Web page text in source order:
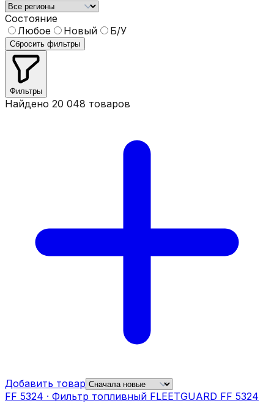
Состояние
Любое
Новый Б/У
Сбросить фильтры
Фильтры
Найдено 20 048 товаров
Добавить товар
FF 5324 · Фильтр топливный FLEETGUARD FF 5324